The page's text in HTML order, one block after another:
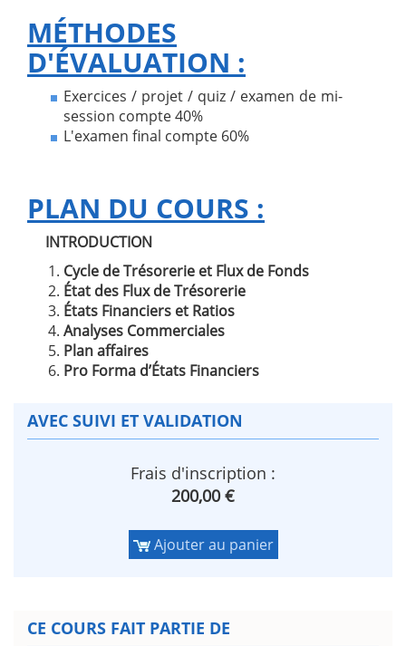
MÉTHODES
D'ÉVALUATION :
Exercices / projet / quiz / examen de mi-
session compte 40%
L'examen final compte 60%
PLAN DU COURS :
INTRODUCTION
Cycle de Trésorerie et Flux de Fonds
État des Flux de Trésorerie
États Financiers et Ratios
Analyses Commerciales
Plan affaires
Pro Forma d’États Financiers
AVEC SUIVI ET VALIDATION
Frais d'inscription :
200,00 €
Ajouter au panier
CE COURS FAIT PARTIE DE